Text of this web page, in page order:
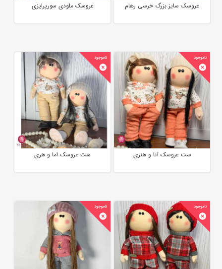
عروسک سایز بزرگ خرسی رهام عروسک ملودی سورپرایزی
ست عروسک آنا و هنری ست عروسک اما و هری